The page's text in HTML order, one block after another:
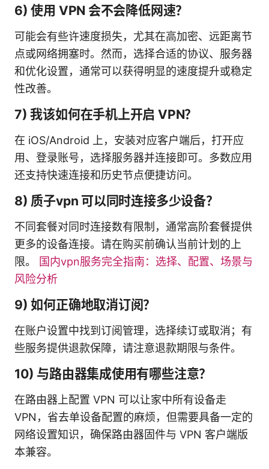
6) 使用 VPN 会不会降低网速？
可能会有些许速度损失，尤其在高加密、远距离节
点或网络拥塞时。然而，选择合适的协议、服务器
和优化设置，通常可以获得明显的速度提升或稳定
性改善。
7) 我该如何在手机上开启 VPN？
在 iOS/Android 上，安装对应客户端后，打开应
用、登录账号，选择服务器并连接即可。多数应用
还支持快速连接和历史节点便捷访问。
8) 质子vpn 可以同时连接多少设备？
不同套餐对同时连接数有限制，通常高阶套餐提供
更多的设备连接。请在购买前确认当前计划的上
限。
国内vpn服务完全指南：选择、配置、场景与
风险分析
9) 如何正确地取消订阅？
在账户设置中找到订阅管理，选择续订或取消；有
些服务提供退款保障，请注意退款期限与条件。
10) 与路由器集成使用有哪些注意？
在路由器上配置 VPN 可以让家中所有设备走
VPN，省去单设备配置的麻烦，但需要具备一定的
网络设置知识，确保路由器固件与 VPN 客户端版
本兼容。